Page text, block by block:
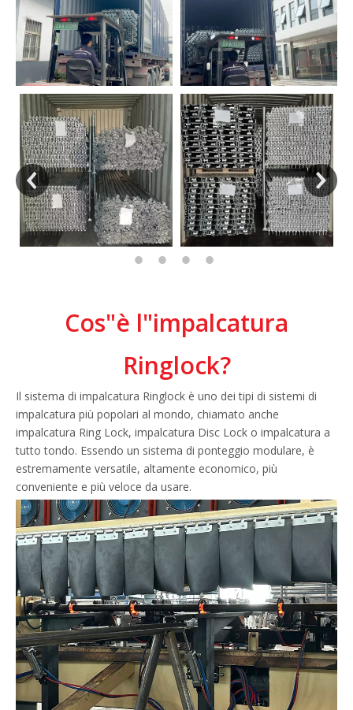
Cos"è l"impalcatura
Ringlock?
Il sistema di impalcatura Ringlock è uno dei tipi di sistemi di
impalcatura più popolari al mondo, chiamato anche
impalcatura Ring Lock, impalcatura Disc Lock o impalcatura a
tutto tondo. Essendo un sistema di ponteggio modulare, è
estremamente versatile, altamente economico, più
conveniente e più veloce da usare.